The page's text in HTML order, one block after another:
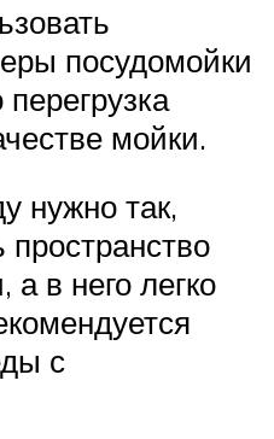
посудомойки
мойки.
нужно так,
в него легко
с